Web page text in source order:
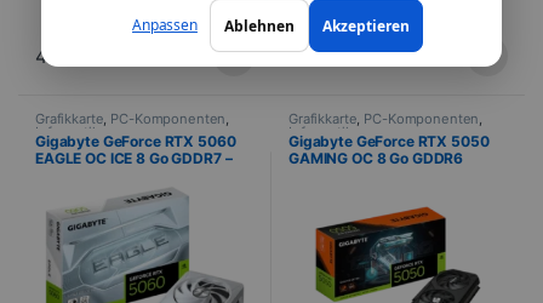
Anpassen Ablehnen Akzeptieren
404,71 378,13€
Grafikkarte, PC-Komponenten,
Informatik
Gigabyte GeForce RTX 5060
EAGLE OC ICE 8 Go GDDR7 –
Grafikkarte, PC-Komponenten,
Informatik
Gigabyte GeForce RTX 5050
GAMING OC 8 Go GDDR6